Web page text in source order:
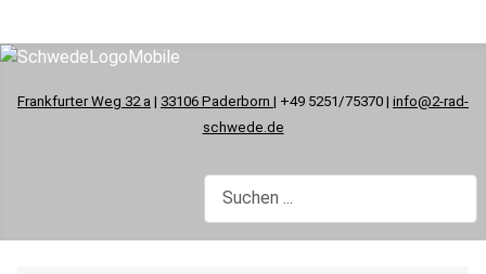
Frankfurter Weg 32 a | 33106 Paderborn | +49 5251/75370 | info@2-rad-
schwede.de